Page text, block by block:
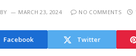
BY MARCH 23, 2024 NO COMMENTS
Facebook Twitter